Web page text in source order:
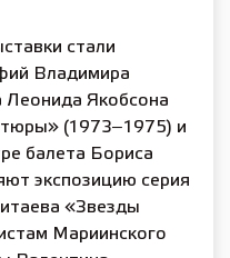
стали
Владимира
Леонида Якобсона
(1973‒1975) и
балета Бориса
экспозицию серия
«Звезды
Мариинского